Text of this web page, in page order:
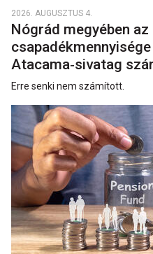
2026. AUGUSZTUS 4.
Nógrád megyében
Atacama‑sivatag
Erre senki nem számított.